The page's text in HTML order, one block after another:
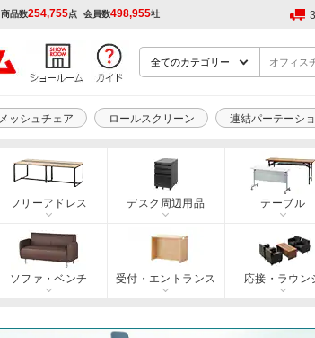
商品数254,755点 会員数498,955社
メッシュチェア ロールスクリーン 連結パーテーシ
フリーアドレス デスク周辺用品 テーブル
ソファ・ベンチ 受付・エントランス 応接・ラウン